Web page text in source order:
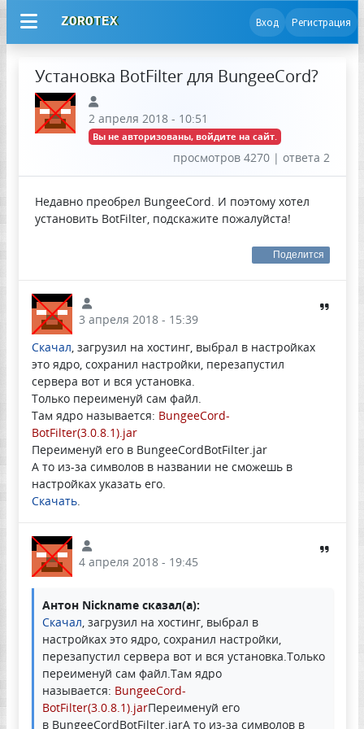
ZOROTEX Вход Регистрация
Установка BotFilter для BungeeCord?
2 апреля 2018 - 10:51
Вы не авторизованы, войдите на сайт.
просмотров 4270 | ответа 2
Недавно преобрел BungeeCord. И поэтому хотел
установить BotFilter, подскажите пожалуйста!
Поделится
3 апреля 2018 - 15:39
Скачал, загрузил на хостинг, выбрал в настройках
это ядро, сохранил настройки, перезапустил
сервера вот и вся установка.
Только переименуй сам файл.
Там ядро называется: BungeeCord-
BotFilter(3.0.8.1).jar
Переименуй его в BungeeCordBotFilter.jar
А то из-за символов в названии не сможешь в
настройках указать его.
Скачать.
4 апреля 2018 - 19:45
Антон Nickname сказал(а):
Скачал, загрузил на хостинг, выбрал в
настройках это ядро, сохранил настройки,
перезапустил сервера вот и вся установка.Только
переименуй сам файл.Там ядро
называется: BungeeCord-
BotFilter(3.0.8.1).jarПереименуй его
в BungeeCordBotFilter.jarА то из-за символов в